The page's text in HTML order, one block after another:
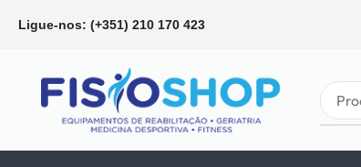
Ligue-nos: (+351) 210 170 423